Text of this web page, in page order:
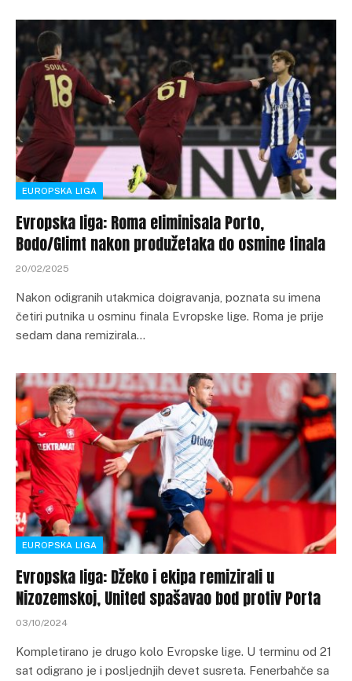
EUROPSKA LIGA
Evropska liga: Roma eliminisala Porto,
Bodo/Glimt nakon produžetaka do osmine finala
20/02/2025
Nakon odigranih utakmica doigravanja, poznata su imena
četiri putnika u osminu finala Evropske lige. Roma je prije
sedam dana remizirala…
EUROPSKA LIGA
Evropska liga: Džeko i ekipa remizirali u
Nizozemskoj, United spašavao bod protiv Porta
03/10/2024
Kompletirano je drugo kolo Evropske lige. U terminu od 21
sat odigrano je i posljednjih devet susreta. Fenerbahče sa